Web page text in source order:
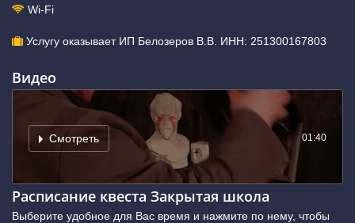
Wi-Fi
Услугу оказывает ИП Белозеров В.В. ИНН: 251300167803
Видео
Смотреть 01:40
Расписание квеста Закрытая школа
Выберите удобное для Вас время и нажмите по нему, чтобы